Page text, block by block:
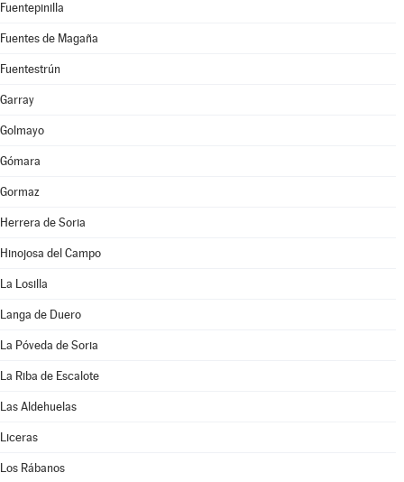
Fuentepinilla
Fuentes de Magaña
Fuentestrún
Garray
Golmayo
Gómara
Gormaz
Herrera de Soria
Hinojosa del Campo
La Losilla
Langa de Duero
La Póveda de Soria
La Riba de Escalote
Las Aldehuelas
Liceras
Los Rábanos